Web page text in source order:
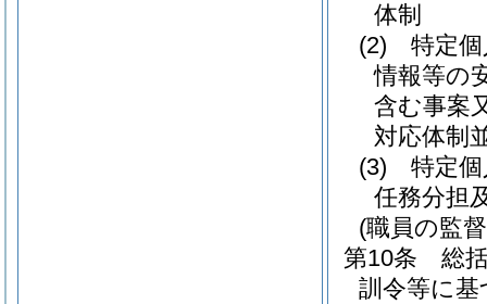
体制
(2)
特定
情報等の
含む事案
対応体制
(3)
特定
任務分担
(職員の監
第10条
総
訓令等に